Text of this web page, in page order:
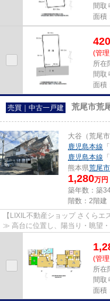
間取
面積
420
(管
所在
間取
面積
売買｜中古一戸建 荒尾市荒
大谷（荒尾
鹿児島本線 「
鹿児島本線 「
熊本県荒尾市
1,280万円
築年数：築
階数：2階建
【LIXIL不動産ショップ さくら
≫ 高台に位置し、陽当り・眺望
(管
所在
間取
面積